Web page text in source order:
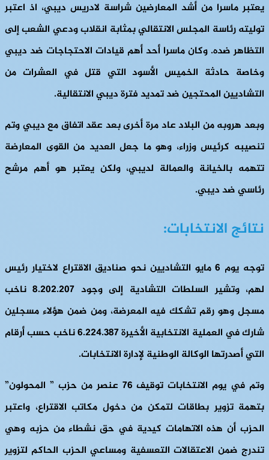
يعتبر ماسرا من أشد المعارضين شراسة لادريس ديبي، اذ اعتبر
توليته رئاسة المجلس الانتقالي بمثابة انقلاب ودعي الشعب إلى
التظاهر ضده. وكان ماسرا أحد أهم قيادات الاحتجاجات ضد ديبي
وخاصة حادثة الخميس الأسود التي قتل في العشرات من
التشاديين المحتجين ضد تمديد فترة ديبي الانتقالية.
وبعد هروبه من البلاد عاد مرة أخرى بعد عقد اتفاق مع ديبي وتم
تنصيبه كرئيس وزراء، وهو ما جعل العديد من القوى المعارضة
تتهمه بالخيانة والعمالة لديبي، ولكن يعتبر هو أهم مرشح
رئاسي ضد ديبي.
نتائج الانتخابات:
توجه يوم 6 مايو التشاديين نحو صناديق الاقتراع لاختيار رئيس
لهم، وتشير السلطات التشادية إلى وجود 8.202.207 ناخب
مسجل وهو رقم تشكك فيه المعرضة، ومن ضمن هؤلاء مسجلين
شارك في العملية الانتخابية الأخيرة 6.224.387 ناخب حسب أرقام
التي أصدرتها الوكالة الوطنية لإدارة الانتخابات.
وتم في يوم الانتخابات توقيف 76 عنصر من حزب ” المحولون”
بتهمة تزوير بطاقات لتمكن من دخول مكاتب الاقتراع، واعتبر
الحزب أن هذه الاتهامات كيدية في حق نشطاء من حزبه وهي
تندرج ضمن الاعتقالات التعسفية ومساعي الحزب الحاكم لتزوير